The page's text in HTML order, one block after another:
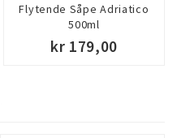
Flytende Såpe Adriatico
500ml
kr 179,00